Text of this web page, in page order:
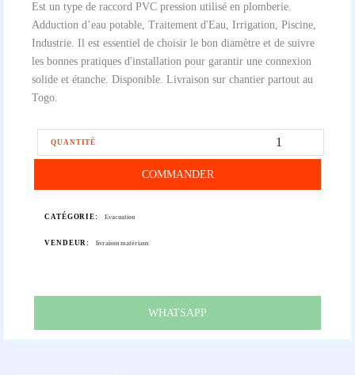
Est un type de raccord PVC pression utilisé en plomberie.
Adduction d’eau potable, Traitement d'Eau, Irrigation, Piscine,
Industrie. Il est essentiel de choisir le bon diamètre et de suivre
les bonnes pratiques d'installation pour garantir une connexion
solide et étanche. Disponible. Livraison sur chantier partout au
Togo.
QUANTITÉ
COMMANDER
CATÉGORIE: Evacuation
VENDEUR: livraison matériaux
WHATSAPP